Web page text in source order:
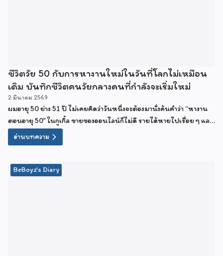
ชีวิตวัย 50 กับการหางานใหม่ในวันที่โลกไม่เหมือน
เดิม บันทึกชีวิตคนวัยกลางคนที่กำลังจะเริ่มใหม่
2 มีนาคม 2569
ผมอายุ 50 ย่าง 51 ปี ไม่เคยคิดว่าวันหนึ่งจะต้องมานั่งค้นคำว่า “หางาน
ตอนอายุ 50” ในกูเกิ้ล ขายของออนไลน์ก็ไม่ดี รายได้หายไปเรื่อย ๆ และ
ตอนนี้กำลังคิดว่าจะไปสมัครงานห้าง หรือเป็น รปภ ดีไหม
อ่านบทความ
BeBoyz's Diary